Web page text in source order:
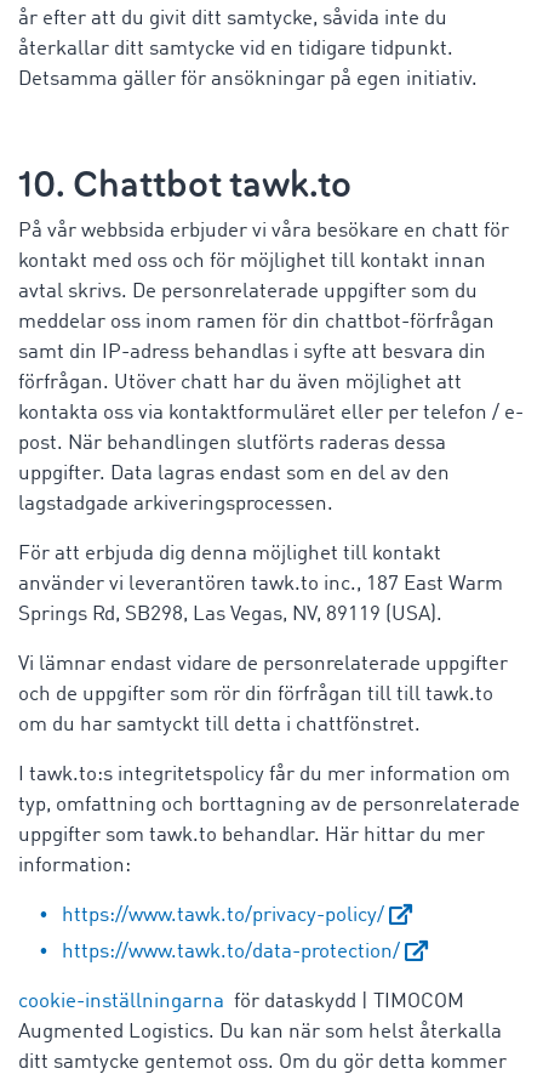
år efter att du givit ditt samtycke, såvida inte du
återkallar ditt samtycke vid en tidigare tidpunkt.
Detsamma gäller för ansökningar på egen initiativ.
10. Chattbot tawk.to
På vår webbsida erbjuder vi våra besökare en chatt för
kontakt med oss och för möjlighet till kontakt innan
avtal skrivs. De personrelaterade uppgifter som du
meddelar oss inom ramen för din chattbot-förfrågan
samt din IP-adress behandlas i syfte att besvara din
förfrågan. Utöver chatt har du även möjlighet att
kontakta oss via kontaktformuläret eller per telefon / e-
post. När behandlingen slutförts raderas dessa
uppgifter. Data lagras endast som en del av den
lagstadgade arkiveringsprocessen.
För att erbjuda dig denna möjlighet till kontakt
använder vi leverantören tawk.to inc., 187 East Warm
Springs Rd, SB298, Las Vegas, NV, 89119 (USA).
Vi lämnar endast vidare de personrelaterade uppgifter
och de uppgifter som rör din förfrågan till till tawk.to
om du har samtyckt till detta i chattfönstret.
I tawk.to:s integritetspolicy får du mer information om
typ, omfattning och borttagning av de personrelaterade
uppgifter som tawk.to behandlar. Här hittar du mer
information:
https://www.tawk.to/privacy-policy/
https://www.tawk.to/data-protection/
cookie-inställningarna för dataskydd | TIMOCOM
Augmented Logistics. Du kan när som helst återkalla
ditt samtycke gentemot oss. Om du gör detta kommer